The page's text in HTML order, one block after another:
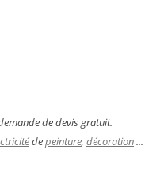
de devis gratuit.
depeinture, décoration...